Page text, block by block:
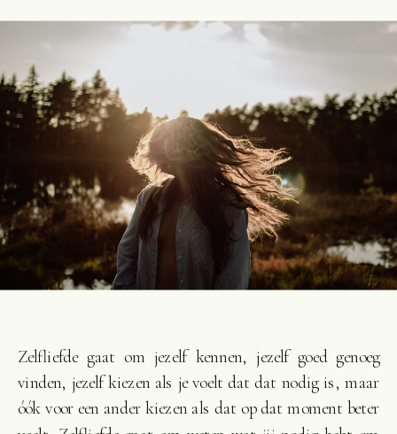
Zelfliefde gaat om jezelf kennen, jezelf goed genoeg
vinden, jezelf kiezen als je voelt dat dat nodig is, maar
óók voor een ander kiezen als dat op dat moment beter